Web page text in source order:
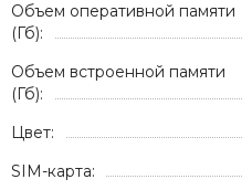
Объем оперативной памяти
(Гб):
Объем встроенной памяти
(Гб):
Цвет:
SIM-карта: